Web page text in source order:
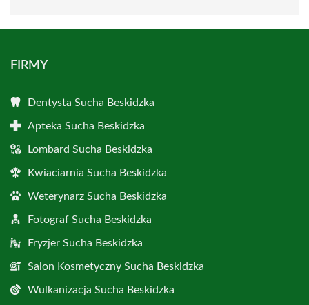
FIRMY
Dentysta Sucha Beskidzka
Apteka Sucha Beskidzka
Lombard Sucha Beskidzka
Kwiaciarnia Sucha Beskidzka
Weterynarz Sucha Beskidzka
Fotograf Sucha Beskidzka
Fryzjer Sucha Beskidzka
Salon Kosmetyczny Sucha Beskidzka
Wulkanizacja Sucha Beskidzka